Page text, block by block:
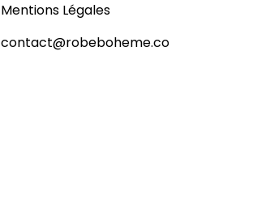
Mentions Légales
contact@robeboheme.co